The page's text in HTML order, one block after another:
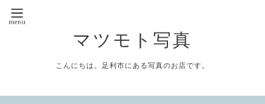
マツモト写真
こんにちは。足利市にある写真のお店です。